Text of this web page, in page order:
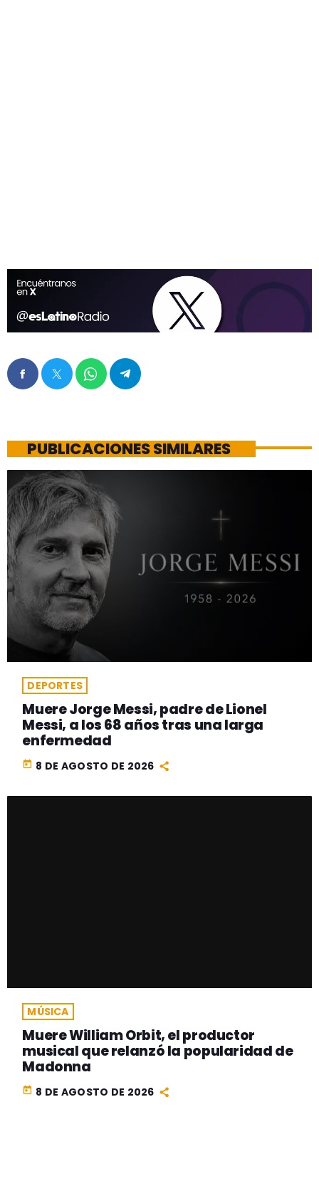
PUBLICACIONES SIMILARES
DEPORTES
Muere Jorge Messi, padre de Lionel
Messi, a los 68 años tras una larga
enfermedad
today 8 DE AGOSTO DE 2026
MÚSICA
Muere William Orbit, el productor
musical que relanzó la popularidad de
Madonna
today 8 DE AGOSTO DE 2026